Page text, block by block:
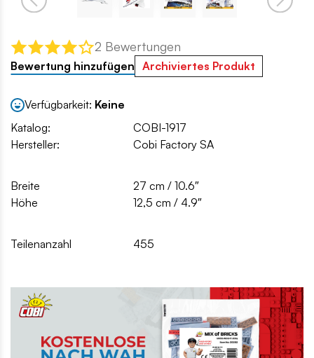
2 Bewertungen
Bewertung hinzufügen Archiviertes Produkt
Verfügbarkeit: Keine
Katalog:
COBI-1917
Hersteller:
Cobi Factory SA
Breite
27 cm / 10.6″
Höhe
12,5 cm / 4.9″
Teilenanzahl 455